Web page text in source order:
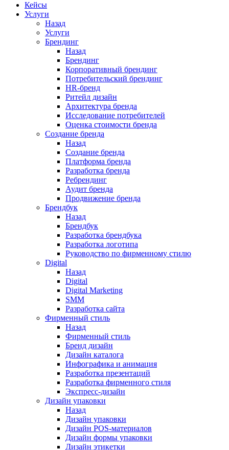
Кейсы
Услуги
Назад
Услуги
Брендинг
Назад
Брендинг
Корпоративный брендинг
Потребительский брендинг
НR-бренд
Ритейл дизайн
Архитектура бренда
Исследование потребителей
Оценка стоимости бренда
Создание бренда
Назад
Создание бренда
Платформа бренда
Разработка бренда
Ребрендинг
Аудит бренда
Продвижение бренда
Брендбук
Назад
Брендбук
Разработка брендбука
Разработка логотипа
Руководство по фирменному стилю
Digital
Назад
Digital
Digital Marketing
SMM
Разработка сайта
Фирменный стиль
Назад
Фирменный стиль
Бренд дизайн
Дизайн каталога
Инфографика и анимация
Разработка презентаций
Разработка фирменного стиля
Экспресс-дизайн
Дизайн упаковки
Назад
Дизайн упаковки
Дизайн POS-материалов
Дизайн формы упаковки
Дизайн этикетки